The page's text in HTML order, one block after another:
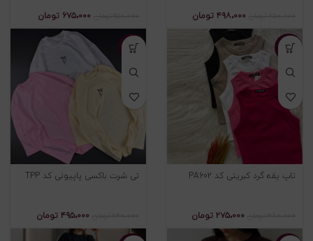
۴۹۸،۰۰۰ تومان ۶۷۵،۰۰۰ تومان
-۲۸%
تاپ یقه گرد کبریتی کد PA602
۲۷۵،۰۰۰ تومان
-۲۳%
تی شرت باکسی پاپیونی کد TPP
۴۹۵،۰۰۰ تومان